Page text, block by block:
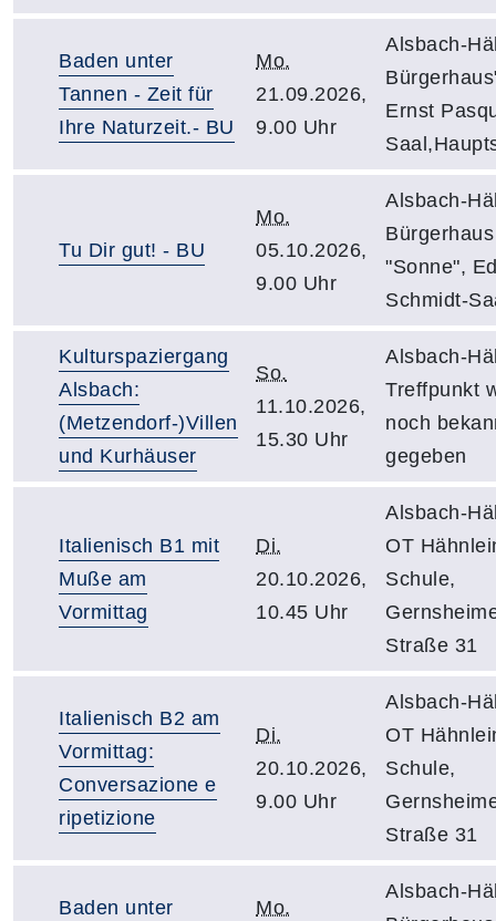
Baden unter
Tannen - Zeit für
Ihre Naturzeit.- BU
Mo.
21.09.2026,
9.00 Uhr
Alsbach-
Ernst
Tu Dir gut! - BU
Mo.
05.10.2026,
9.00 Uhr
Alsbach-
Bürgerhaus
"Sonne",
Schmidt-
Kulturspaziergang
Alsbach:
(Metzendorf-)Villen
und Kurhäuser
So.
11.10.2026,
15.30 Uhr
Alsbach-
Treffpunkt
noch
gegeben
Italienisch B1 mit
Muße am
Vormittag
Di.
20.10.2026,
10.45 Uhr
Alsbach-
OT
Schule,
Straße 31
Italienisch B2 am
Vormittag:
Conversazione e
ripetizione
Di.
20.10.2026,
9.00 Uhr
Alsbach-
OT
Schule,
Straße 31
Baden unter Mo.
Alsbach-